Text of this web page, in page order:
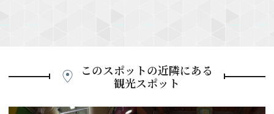
このスポットの近隣にある
観光スポット